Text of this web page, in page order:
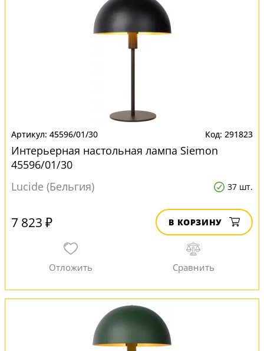
45596/01/30 291823
Интерьерная настольная лампа Siemon
45596/01/30
Lucide (Бельгия)
37 шт.
7 823 ₽ В КОРЗИНУ